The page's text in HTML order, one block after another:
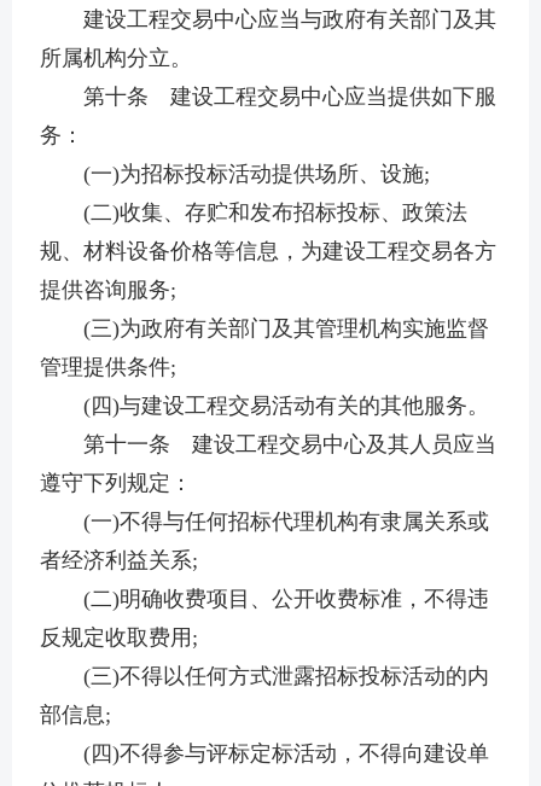
建设工程交易中心应当与政府有关部门及其
所属机构分立。
第十条 建设工程交易中心应当提供如下服
务：
(一)为招标投标活动提供场所、设施;
(二)收集、存贮和发布招标投标、政策法
规、材料设备价格等信息，为建设工程交易各方
提供咨询服务;
(三)为政府有关部门及其管理机构实施监督
管理提供条件;
(四)与建设工程交易活动有关的其他服务。
第十一条 建设工程交易中心及其人员应当
遵守下列规定：
(一)不得与任何招标代理机构有隶属关系或
者经济利益关系;
(二)明确收费项目、公开收费标准，不得违
反规定收取费用;
(三)不得以任何方式泄露招标投标活动的内
部信息;
(四)不得参与评标定标活动，不得向建设单